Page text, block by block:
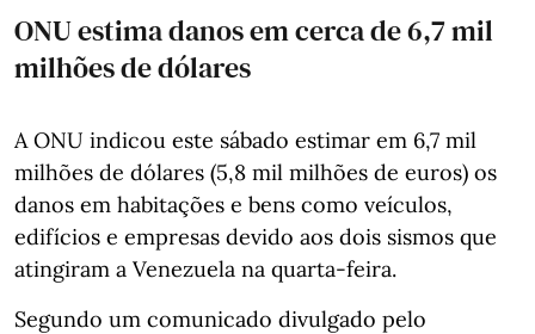
ONU estima danos em cerca de 6,7 mil
milhões de dólares
A ONU indicou este sábado estimar em 6,7 mil
milhões de dólares (5,8 mil milhões de euros) os
danos em habitações e bens como veículos,
edifícios e empresas devido aos dois sismos que
atingiram a Venezuela na quarta-feira.
Segundo um comunicado divulgado pelo